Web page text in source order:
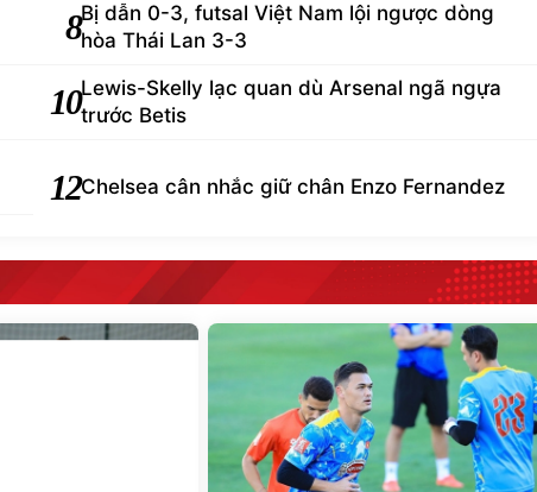
8Bị dẫn 0-3, futsal Việt Nam lội ngược dòng
hòa Thái Lan 3-3
10Lewis-Skelly lạc quan dù Arsenal ngã ngựa
trước Betis
12Chelsea cân nhắc giữ chân Enzo Fernandez